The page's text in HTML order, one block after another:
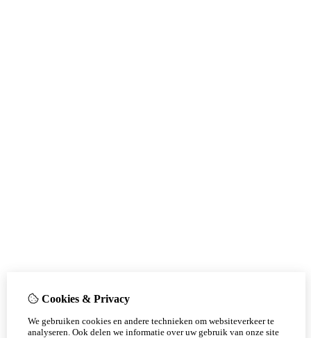
Cookies & Privacy
We gebruiken cookies en andere technieken om websiteverkeer te
analyseren. Ook delen we informatie over uw gebruik van onze site